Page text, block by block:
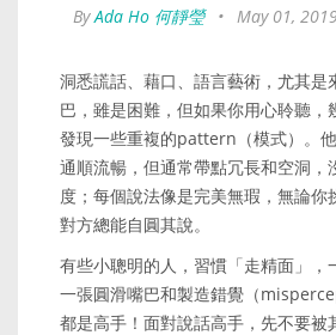
ByAda Ho 何靜瑩 • May 01,
洞悉謊話、藉口、語言藝術，尤其是
巴，雖是困難，但如果你用心聆聽，
發現一些重複的pattern（模式）。
通順流暢，但通常帶點冗長和空洞，
度；每個說法像是完美無瑕，無論你
對方總能自圓其說。
有些小聰明的人，習慣「走精面」，
一張圓滑嘴巴和製造錯覺（
都是高手！面對說話高手，先不要被